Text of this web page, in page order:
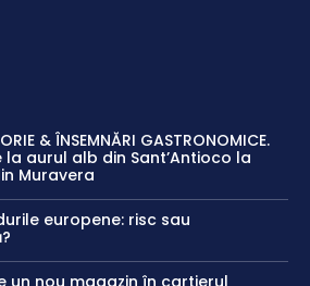
& ÎNSEMNĂRI GASTRONOMICE.
la aurul alb din Sant’Antioco la
Muravera
europene: risc sau